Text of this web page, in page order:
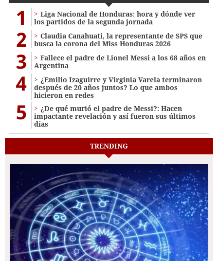
1
Liga Nacional de Honduras: hora y dónde ver
los partidos de la segunda jornada
2
Claudia Canahuati, la representante de SPS que
busca la corona del Miss Honduras 2026
3
Fallece el padre de Lionel Messi a los 68 años en
Argentina
4
¿Emilio Izaguirre y Virginia Varela terminaron
después de 20 años juntos? Lo que ambos
hicieron en redes
5
¿De qué murió el padre de Messi?: Hacen
impactante revelación y así fueron sus últimos
días
TRENDING